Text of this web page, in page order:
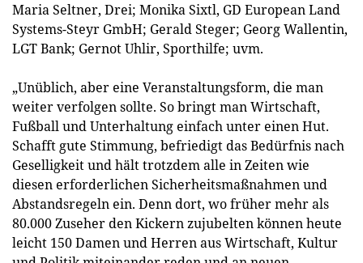
Maria Seltner, Drei; Monika Sixtl, GD European Land
Systems-Steyr GmbH; Gerald Steger; Georg Wallentin,
LGT Bank; Gernot Uhlir, Sporthilfe; uvm.
„Unüblich, aber eine Veranstaltungsform, die man
weiter verfolgen sollte. So bringt man Wirtschaft,
Fußball und Unterhaltung einfach unter einen Hut.
Schafft gute Stimmung, befriedigt das Bedürfnis nach
Geselligkeit und hält trotzdem alle in Zeiten wie
diesen erforderlichen Sicherheitsmaßnahmen und
Abstandsregeln ein. Denn dort, wo früher mehr als
80.000 Zuseher den Kickern zujubelten können heute
leicht 150 Damen und Herren aus Wirtschaft, Kultur